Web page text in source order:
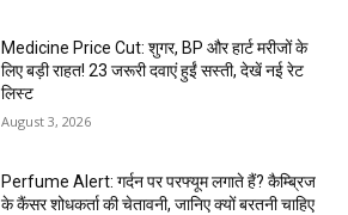
Medicine Price Cut: शुगर, BP और हार्ट मरीजों के
लिए बड़ी राहत! 23 जरूरी दवाएं हुईं सस्ती, देखें नई रेट
लिस्ट
August 3, 2026
Perfume Alert: गर्दन पर परफ्यूम लगाते हैं? कैम्ब्रिज
के कैंसर शोधकर्ता की चेतावनी, जानिए क्यों बरतनी चाहिए